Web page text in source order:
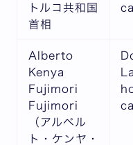
トルコ共和国
首相
Alberto
Kenya
Fujimori
Fujimori
（アルベル
ト・ケンヤ・